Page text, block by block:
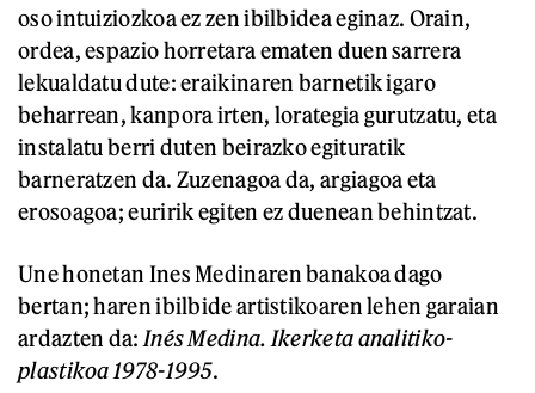
oso intuiziozkoa ez zen ibilbidea eginaz. Orain,
ordea, espazio horretara ematen duen sarrera
lekualdatu dute: eraikinaren barnetik igaro
beharrean, kanpora irten, lorategia gurutzatu, eta
instalatu berri duten beirazko egituratik
barneratzen da. Zuzenagoa da, argiagoa eta
erosoagoa; euririk egiten ez duenean behintzat.
Une honetan Ines Medinaren banakoa dago
bertan; haren ibilbide artistikoaren lehen garaian
ardazten da: Inés Medina. Ikerketa analitiko-
plastikoa 1978-1995.